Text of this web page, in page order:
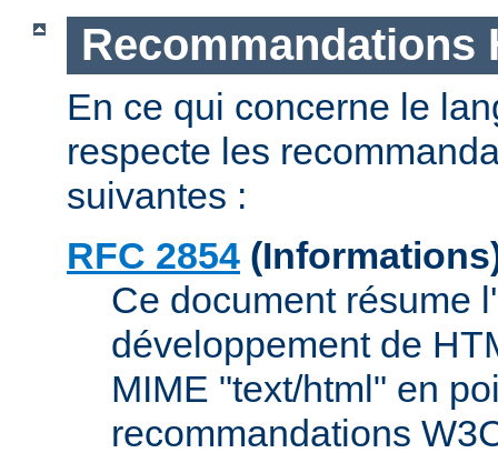
Recommandations
En ce qui concerne le
respecte les
suivantes :
RFC 2854
Ce document résume
développement de
MIME "text/html" en
recommandations